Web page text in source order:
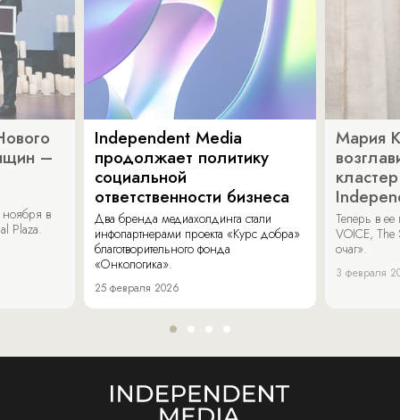
–
ноября в
Plaza.
Independent Media
продолжает политику
социальной
ответственности бизнеса
Два бренда медиахолдинга стали
инфопартнерами проекта «Курс добра»
благотворительного фонда
«Онкологика».
25 февраля 2026
Мария
Теперь в
VOICE,
очаг».
3 февраля